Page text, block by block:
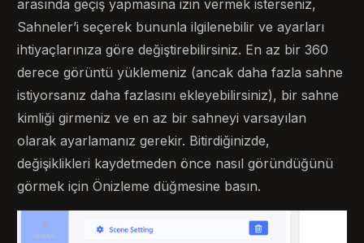
arasında geçiş yapmasına izin vermek isterseniz,
Sahneler’i seçerek bununla ilgilenebilir ve ayarları
ihtiyaçlarınıza göre değiştirebilirsiniz. En az bir 360
derece görüntü yüklemeniz (ancak daha fazla sahne
istiyorsanız daha fazlasını ekleyebilirsiniz), bir sahne
kimliği girmeniz ve en az bir sahneyi varsayılan
olarak ayarlamanız gerekir. Bitirdiğinizde,
değişiklikleri kaydetmeden önce nasıl göründüğünü
görmek için Önizleme düğmesine basın.